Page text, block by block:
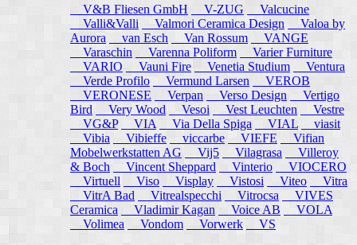
V&B Fliesen GmbH
V-ZUG
Valcucine
Valli&Valli
Valmori Ceramica Design
Valoa by
Aurora
van Esch Van Rossum
VANGE
Varaschin
Varenna Poliform
Varier Furniture
VARIO
Vauni Fire Venetia Studium
Ventura
Verde Profilo
Vermund Larsen
VEROB
VERONESE
Verpan Verso Design
Vertigo
Bird
Very Wood Vesoi Vest Leuchten
Vestre
VG&P
VIA Via Della Spiga VIAL
viasit
Vibia
Vibieffe viccarbe VIEFE
Vifian
Mobelwerkstatten AG
Vij5 Vilagrasa
Villeroy
& Boch
Vincent Sheppard Vinterio
VIOCERO
Virtuell
Viso Visplay Vistosi Viteo
Vitra
VitrA Bad
Vitrealspecchi Vitrocsa
VIVES
Ceramica
Vladimir Kagan Voice AB
VOLA
Volimea
Vondom Vorwerk VS